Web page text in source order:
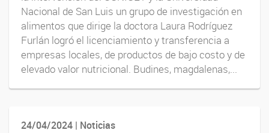
Nacional de San Luis un grupo de investigación en
alimentos que dirige la doctora Laura Rodríguez
Furlán logró el licenciamiento y transferencia a
empresas locales, de productos de bajo costo y de
elevado valor nutricional. Budines, magdalenas,...
24/04/2024 | Noticias